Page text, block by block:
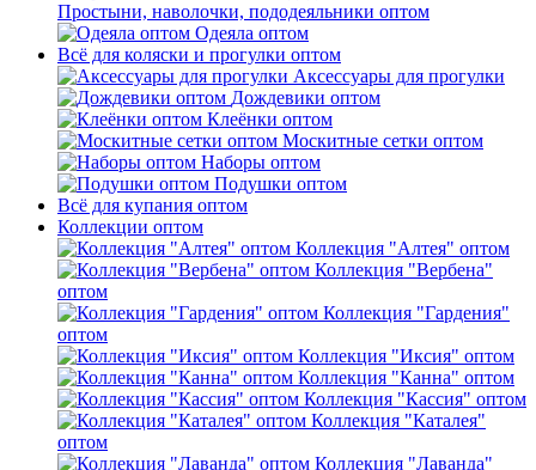
Простыни, наволочки, пододеяльники оптом
Одеяла оптом
Всё для коляски и прогулки оптом
Аксессуары для прогулки
Дождевики оптом
Клеёнки оптом
Москитные сетки оптом
Наборы оптом
Подушки оптом
Всё для купания оптом
Коллекции оптом
Коллекция "Алтея" оптом
Коллекция "Вербена"
оптом
Коллекция "Гардения"
оптом
Коллекция "Иксия" оптом
Коллекция "Канна" оптом
Коллекция "Кассия" оптом
Коллекция "Каталея"
оптом
Коллекция "Лаванда"